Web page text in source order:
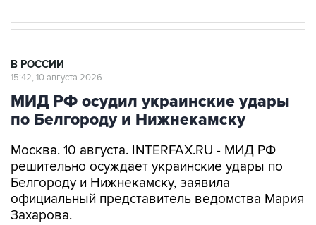
В РОССИИ
15:42, 10 августа 2026
МИД РФ осудил украинские удары
по Белгороду и Нижнекамску
Москва. 10 августа. INTERFAX.RU - МИД РФ
решительно осуждает украинские удары по
Белгороду и Нижнекамску, заявила
официальный представитель ведомства Мария
Захарова.